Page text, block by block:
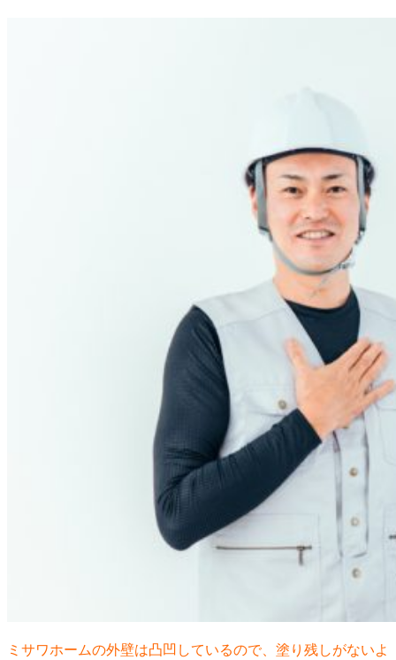
ミサワホームの外壁は凸凹しているので、塗り残しがないよ